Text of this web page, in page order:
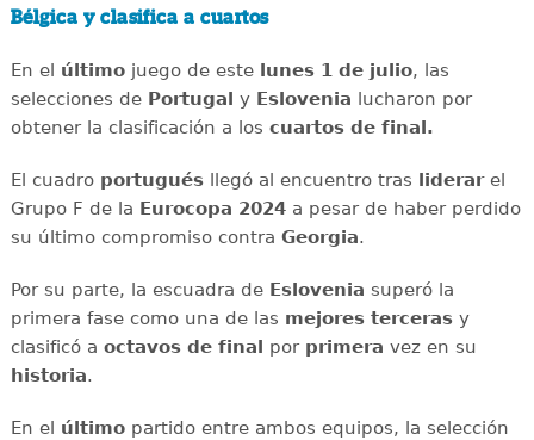
Bélgica y clasifica a cuartos
En el últimojuego de este lunes 1 de julio, las
selecciones de Portugal y Eslovenia lucharon por
obtener la clasificación a los cuartos de final.
El cuadro portuguésllegó al encuentro tras liderarel
Grupo F de la Eurocopa 2024 a pesar de haber perdido
su último compromiso contra Georgia.
Por su parte, la escuadra de Eslovenia superó la
primera fase como una de las mejores tercerasy
clasificó a octavos de final por primera vez en su
historia.
En el últimopartido entre ambos equipos, la selección